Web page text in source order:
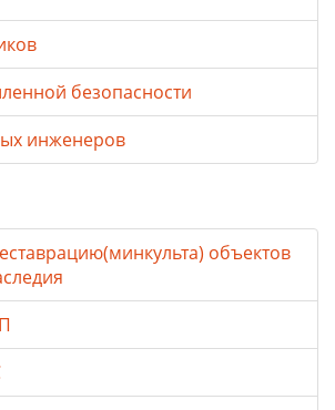
безопасности
инженеров
объектов